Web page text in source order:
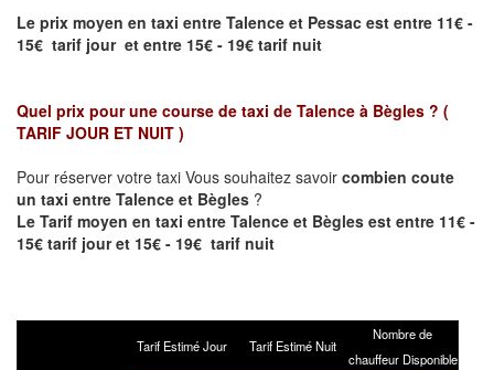
Le prix moyen en taxi entre Talence et Pessac est entre 11€ -
15€ tarif jour et entre 15€ - 19€ tarif nuit
Quel prix pour une course de taxi de Talence à Bègles ? (
TARIF JOUR ET NUIT )
Pour réserver votre taxi Vous souhaitez savoir combien coute
un taxi entre Talence et Bègles ?
Le Tarif moyen en taxi entre Talence et Bègles est entre 11€ -
15€ tarif jour et 15€ - 19€ tarif nuit
Tarif Estimé Jour Tarif Estimé Nuit
Nombre de
chauffeur Disponible